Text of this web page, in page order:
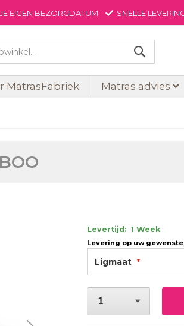
SNELLE
EIGEN BEZORGDATUM
Zoek
MatrasFabriek Matras advies
Levertijd: 1 Week
Levering op uw
Ligmaat
1